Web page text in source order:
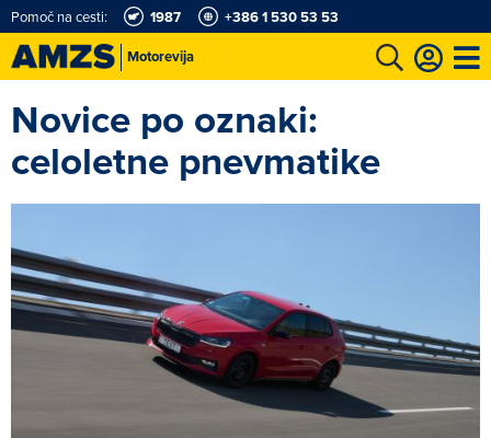
Motorevija
Pomoč na cesti: 1987 +386 1 530 53 53
Karting in motošportni center Najboljši za volanom
Novice po oznaki:
celoletne pnevmatike